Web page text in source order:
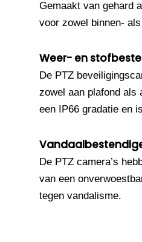
Gemaakt van gehard
voor zowel binnen-
Weer- en
De PTZ
zowel aan plafond als
een IP66 gradatie en
De PTZ camera’s
van een
tegen vandalisme.